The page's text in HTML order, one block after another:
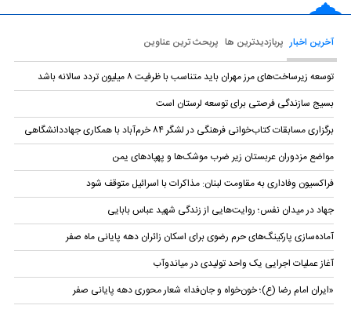
آخرین اخبار پربازدیدترین ها پربحث ترین عناوین
توسعه زیرساخت‌های مرز مهران باید متناسب با ظرفیت ۸ میلیون تردد سالانه باشد
بسیج سازندگی فرصتی برای توسعه لرستان است
برگزاری مسابقات کتاب‌خوانی فرهنگی در لشگر ۸۴ خرم‌آباد با همکاری جهاددانشگاهی
مواضع مزدوران عربستان زیر ضرب موشک‌ها و پهپادهای یمن
فراکسیون وفاداری به مقاومت لبنان: مذاکرات با اسرائیل متوقف شود
جهاد در میدان نفس؛ روایت‌هایی از زندگی شهید عباس بابایی
آماده‌سازی پارکینگ‌های حرم رضوی برای اسکان زائران دهه پایانی ماه صفر
آغاز عملیات اجرایی یک واحد تولیدی در میاندوآب
«ایران امام رضا (ع)؛ خون‌خواه و جان‌فدا» شعار محوری دهه پایانی صفر